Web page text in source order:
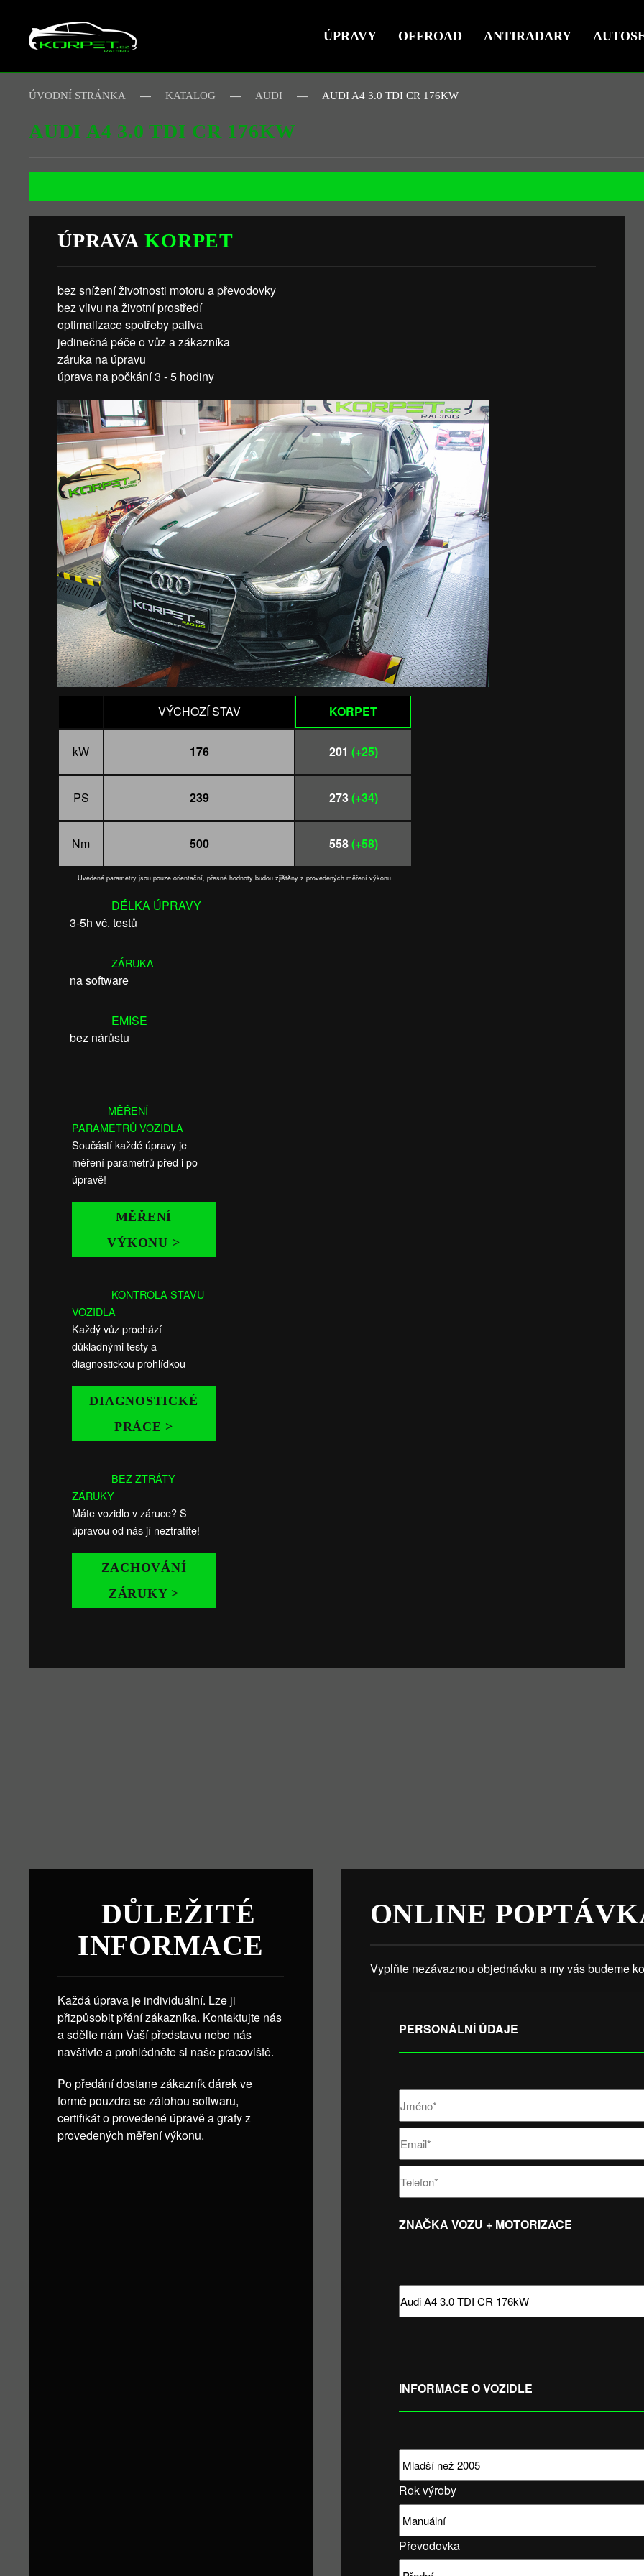
Skip to main content ÚPRAVY OFFROAD ANTIRADARY
ÚVODNÍ STRÁNKA KATALOG AUDI AUDI A4 3.0 TDI CR 176KW
AUDI A4 3.0 TDI CR 176KW
ÚPRAVAKORPET
bez snížení životnosti motoru a převodovky
bez vlivu na životní prostředí
optimalizace spotřeby paliva
jedinečná péče o vůz a zákazníka
záruka na úpravu
úprava na počkání 3 - 5 hodiny
VÝCHOZÍ STAV KORPET
kW 176 201 (+25)
PS 239 273(+34)
Nm 500 558(+58)
Uvedené parametry jsou pouze orientační, přesné hodnoty budou zjištěny z provedených měření výkonu.
DÉLKA ÚPRAVY
3-5h vč. testů
ZÁRUKA
na software
EMISE
bez nárůstu
MĚŘENÍ
PARAMETRŮ VOZIDLA
Součástí každé úpravy je
měření parametrů před i po
úpravě!
MĚŘENÍ
VÝKONU >
KONTROLA STAVU
VOZIDLA
Každý vůz prochází
důkladnými testy a
diagnostickou prohlídkou
DIAGNOSTICKÉ
PRÁCE >
BEZ ZTRÁTY
ZÁRUKY
Máte vozidlo v záruce? S
úpravou od nás jí neztratíte!
ZACHOVÁNÍ
ZÁRUKY >
DŮLEŽITÉ
INFORMACE
Každá úprava je individuální. Lze ji
přizpůsobit přání zákazníka. Kontaktujte nás
a sdělte nám Vaší představu nebo nás
navštivte a prohlédněte si naše pracoviště.
Po předání dostane zákazník dárek ve
formě pouzdra se zálohou softwaru,
certifikát o provedené úpravě a grafy z
provedených měření výkonu.
ONLINE
Vyplňte nezávaznou objednávku a my vás budeme
PERSONÁLNÍ ÚDAJE
ZNAČKA VOZU + MOTORIZACE
INFORMACE O VOZIDLE
Rok výroby
Převodovka